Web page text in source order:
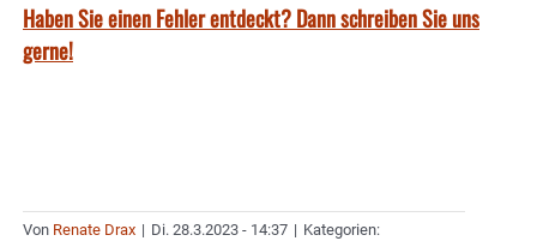
Haben Sie einen Fehler entdeckt? Dann schreiben Sie uns
gerne!
Von Renate Drax | Di. 28.3.2023 - 14:37 | Kategorien: